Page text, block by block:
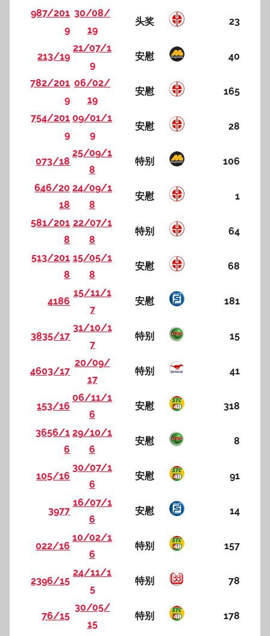
987/201
9
30/08/
19
头奖 23
213/19
21/07/1
9
安慰 40
782/201
9
06/02/
19
安慰 165
754/201
9
09/01/1
9
安慰 28
073/18
25/09/1
8
特别 106
646/20
18
24/09/1
8
安慰 1
581/201
8
22/07/1
8
特别 64
513/201
8
15/05/1
8
安慰 68
4186
15/11/1
7
安慰 181
3835/17
31/10/1
7
特别 15
4603/17
20/09/
17
特别 41
153/16
06/11/1
6
安慰 318
3656/1
6
29/10/1
6
安慰 8
105/16
30/07/1
6
安慰 91
3977
16/07/1
6
安慰 14
022/16
10/02/1
6
特别 157
2396/15
24/11/1
5
特别 78
76/15
30/05/
15
特别 178